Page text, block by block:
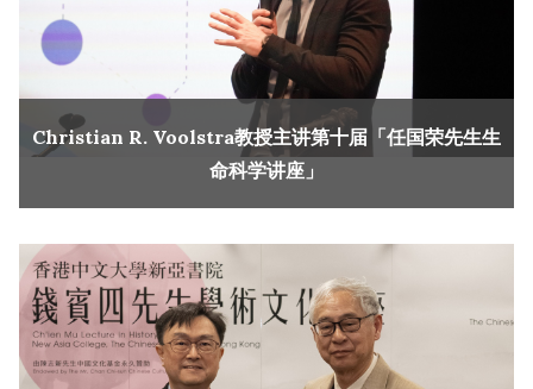
Christian R. Voolstra教授主讲第十届「任国荣先生生
命科学讲座」